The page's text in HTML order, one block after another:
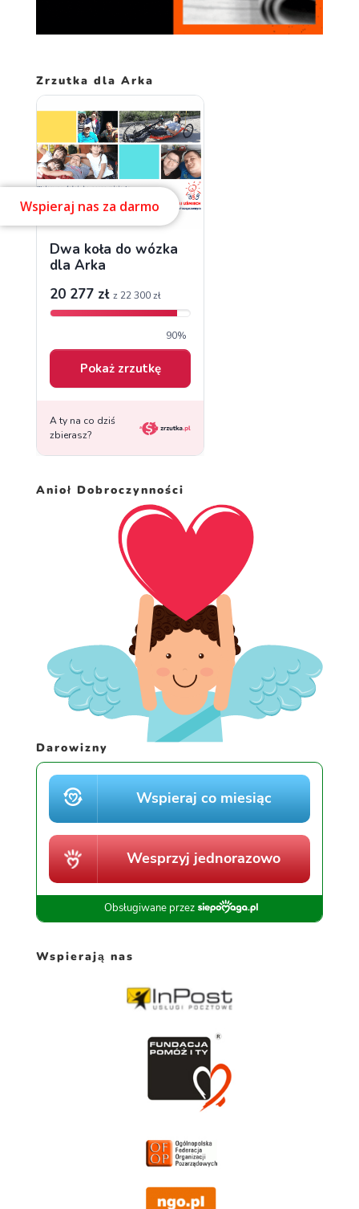
Zrzutka dla Arka
Anioł Dobroczynności
Darowizny
Wspierają nas
Wspieraj nas za darmo